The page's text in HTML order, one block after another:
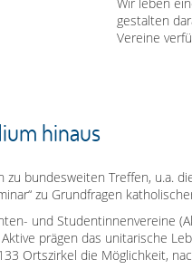
gestalten
Vereine
hinaus
bundesweiten Treffen, u.a.
zu Grundfragen
und Studentinnenvereine
prägen das unitarische
Ortszirkel die Möglichkeit,